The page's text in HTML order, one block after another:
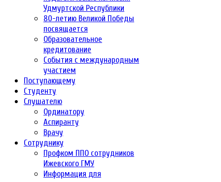
Удмуртской Республики
80-летию Великой Победы
посвящается
Образовательное
кредитование
События с международным
участием
Поступающему
Студенту
Слушателю
Ординатору
Аспиранту
Врачу
Сотруднику
Профком ППО сотрудников
Ижевского ГМУ
Информация для